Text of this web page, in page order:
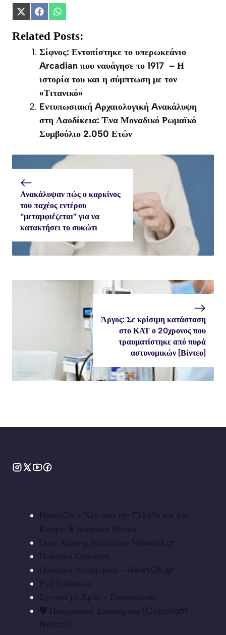
Share
X
(Twitter)
Share
Facebook
Share
WhatsApp
Related Posts:
Σίφνος: Εντοπίστηκε το υπερωκεάνιο
Arcadian που ναυάγησε το 1917 – Η
ιστορία του και η σύμπτωση με τον
«Τιτανικό»
Eντυπωσιακή Aρχαιολογική Aνακάλυψη
στη Λαοδίκεια: Ένα Μοναδικό Ρωμαϊκό
Συμβούλιο 2.050 Ετών
Ανακάλυψαν πώς ο καρκίνος
του παχέος εντέρου
“μεταμφιέζεται” για να
κατακτήσει το συκώτι
Άργος: Σε κρίσιμη κατάσταση
στο ΚΑΤ ο 20χρονος που
τραυματίστηκε από πυρά
αστυνομικών [Βίντεο]
NewsOk - Νέα από την Ελλάδα και τον
Κόσμο & Ιστορικά Βίντεο
Όροι Χρήσης Ιστότοπου Newsok.gr
Πολιτική Cookies
Πολιτική Απορρήτου – NewsOK.gr
Ροή Ειδήσεων
Σχετικά με Εμάς - Επικοινωνία
🛡️ Πνευματικά Δικαιώματα (Copyright
Notice)